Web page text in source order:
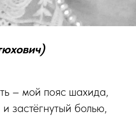
– мой пояс шахида,
застёгнутый болью,